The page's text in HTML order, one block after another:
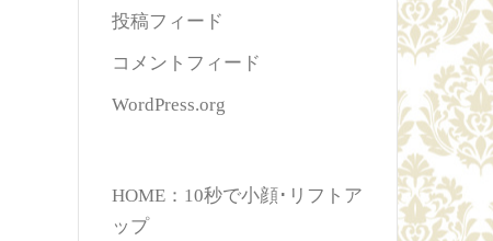
投稿フィード
コメントフィード
WordPress.org
HOME：10秒で小顔･リフトア
ップ